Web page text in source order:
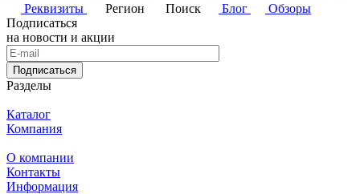
Реквизиты
Регион Поиск Блог
Обзоры
Подписаться
на новости и акции
Подписаться
Разделы
Каталог
Компания
О компании
Контакты
Информация